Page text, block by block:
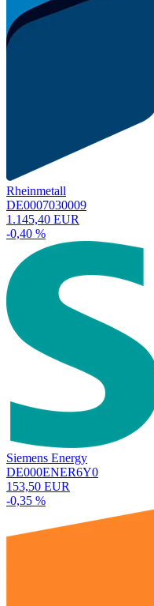
Rheinmetall
DE0007030009
1.145,40 EUR
-0,40 %
Siemens Energy
DE000ENER6Y0
153,50 EUR
-0,35 %